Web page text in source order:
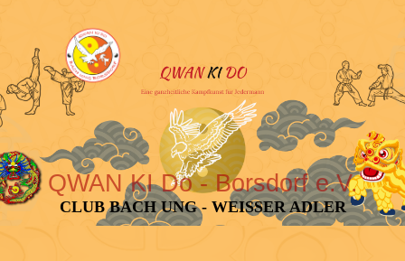
QWAN KI Do - Borsdorf e.V.
CLUB BACH UNG - WEISSER ADLER